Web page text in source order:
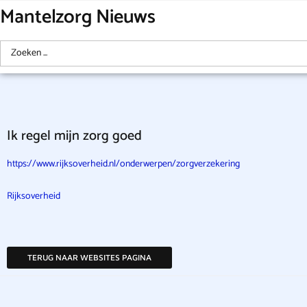
Mantelzorg Nieuws
Ik regel mijn zorg goed
https://www.rijksoverheid.nl/onderwerpen/zorgverzekering
Rijksoverheid
TERUG NAAR WEBSITES PAGINA